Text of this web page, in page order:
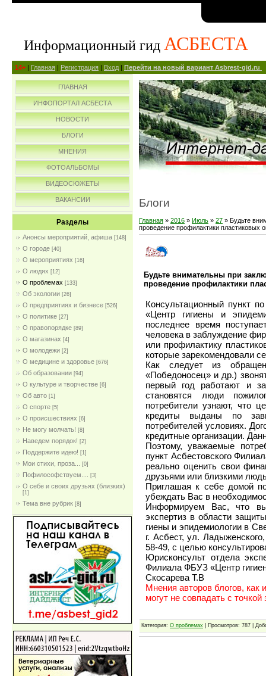
Информационный гид АСБЕСТА
14+ | Главная | Регистрация | Вход | Перейти на новый вариант Asbrest-gid.ru
ГЛАВНАЯ
ИНФОПОРТАЛ АСБЕСТА
НОВОСТИ
БЛОГИ
МНЕНИЯ
ФОТОАЛЬБОМЫ
ВИДЕОСЮЖЕТЫ
ВАКАНСИИ
Разделы
Анонсы мероприятий, афиша [148]
О городе [40]
О мероприятиях [16]
О людях [12]
О проблемах [133]
Об экологии [26]
О предприятиях и бизнесе [526]
О политике [27]
О правопорядке [89]
О магазинах [4]
О молодежи [2]
О медицине и здоровье [676]
Об образовании [94]
О культуре и творчестве [6]
Об авто [1]
О спорте [5]
О происшествиях [6]
Не могу молчать! [8]
Наведем порядок! [2]
Поддержите идею! [1]
Мои стихи, проза... [0]
Пофилософствуем.... [3]
О себе и своих друзьях (близких)
[1]
Тема вне рубрик [8]
Блоги
Главная » 2016 » Июль » 27 » Будьте
проведение профилактики пластиковых
Будьте внимательны при
проведение профилактики
Консультационный пункт
«Центр гигиены и
последнее время
человека в заблуждение
или профилактику
которые зарекомендовали
Как следует из
«Победоносец» и др.)
первый год работают и
становятся люди
потребители узнают, что
кредиты выданы по
потребителей условиях.
кредитные организации.
Поэтому, уважаемые
пункт Асбестовского
реально оценить свои
друзьями или близкими
Приглашая к себе домой
убеждать Вас в
Информируем Вас, что вы
экспертиз в области
гиены и эпидемиологии в
г. Асбест, ул.
58-49, с целью
Юрисконсульт отдела
Филиала ФБУЗ «Центр
Скосарева Т.В
Мнения авторов блогов, как
могут не совпадать с
Категория: О проблемах | Просмотров: 787 |